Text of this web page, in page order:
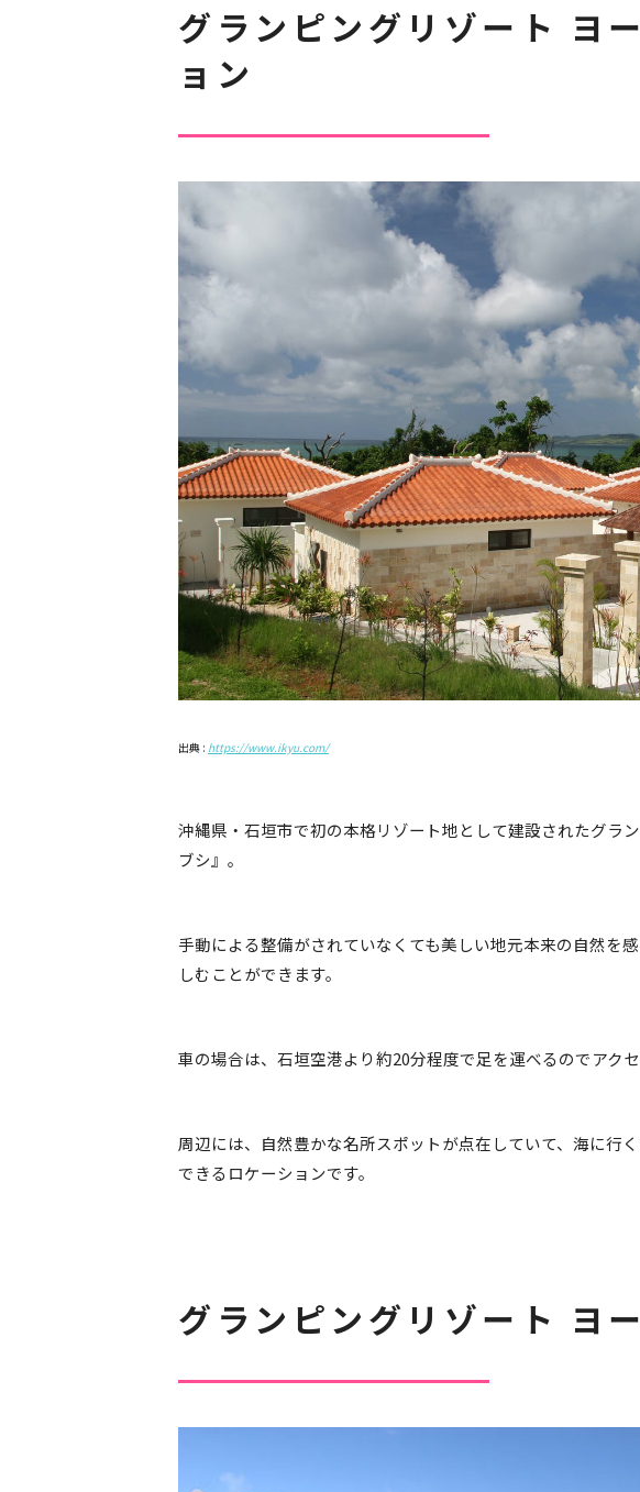
グランピングリゾート ヨ
ョン
出典 : https://www.ikyu.com/
沖縄県・石垣市で初の本格リゾート地として建設されたグラ
ブシ』。
手動による整備がされていなくても美しい地元本来の自然を
しむことができます。
車の場合は、石垣空港より約20分程度で足を運べるのでアク
周辺には、自然豊かな名所スポットが点在していて、海に行
できるロケーションです。
グランピングリゾート ヨ